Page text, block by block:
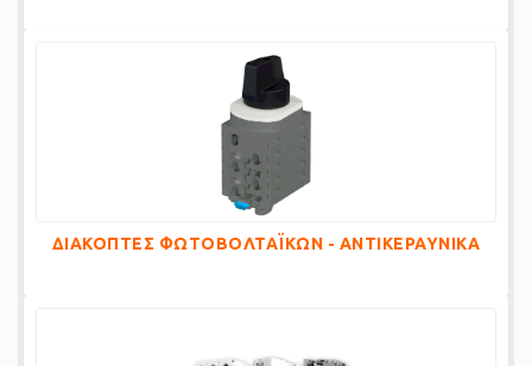
ΔΙΑΚΟΠΤΕΣ ΦΩΤΟΒΟΛΤΑΪΚΩΝ - ΑΝΤΙΚΕΡΑΥΝΙΚΑ